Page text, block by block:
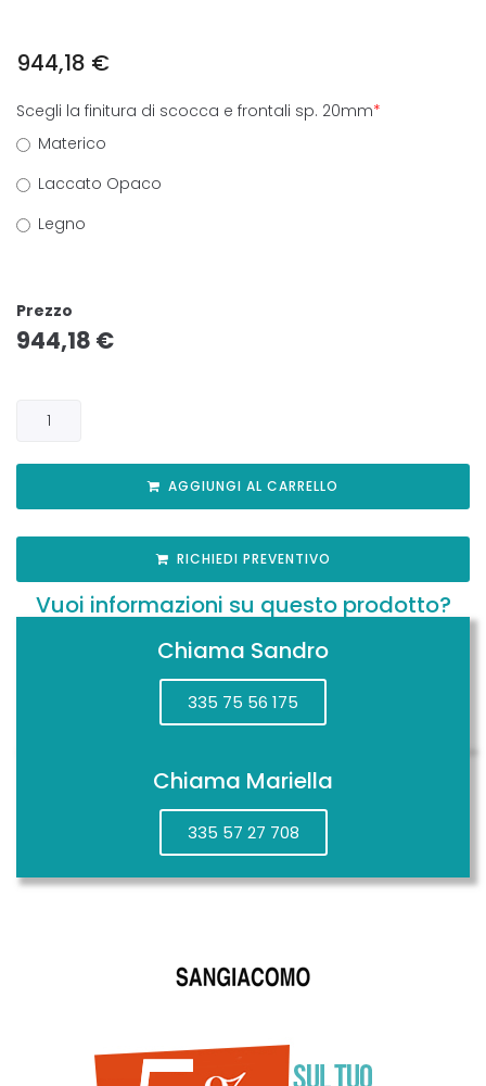
944,18 €
Scegli la finitura di scocca e frontali sp. 20mm*
Materico
Laccato Opaco
Legno
Prezzo
944,18 €
AGGIUNGI AL CARRELLO
RICHIEDI PREVENTIVO
Vuoi informazioni su questo prodotto?
Chiama Sandro
335 75 56 175
Chiama Mariella
335 57 27 708